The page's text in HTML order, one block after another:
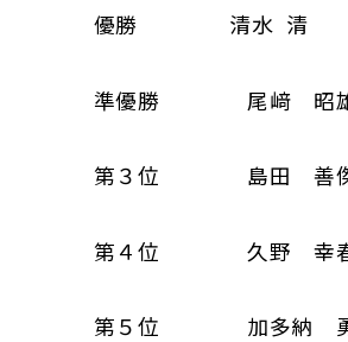
優勝 清水 清
準優勝 尾﨑 昭
第３位 島田 善
第４位 久野 幸
第５位 加多納